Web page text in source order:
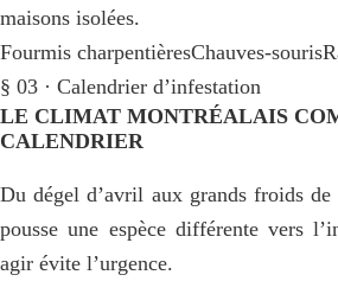
maisons isolées.
Fourmis charpentièresChauves-souris
§ 03 · Calendrier d’infestation
LE CLIMAT MONTRÉALAIS
CALENDRIER
Du dégel d’avril aux grands froids de
pousse une espèce différente vers
agir évite l’urgence.